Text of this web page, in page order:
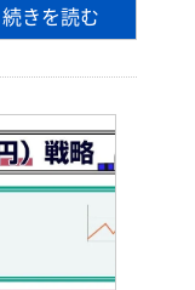
続きを読む